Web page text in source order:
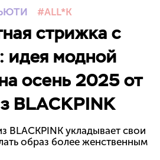
ALL*K
стрижка с
идея модной
осень 2025 от
BLACKPINK
BLACKPINK укладывает свои
образ более женственным